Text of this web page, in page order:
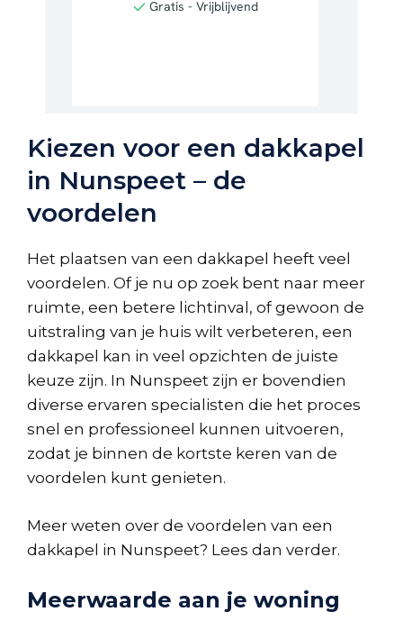
Kiezen voor een dakkapel
in Nunspeet – de
voordelen
Het plaatsen van een dakkapel heeft veel
voordelen. Of je nu op zoek bent naar meer
ruimte, een betere lichtinval, of gewoon de
uitstraling van je huis wilt verbeteren, een
dakkapel kan in veel opzichten de juiste
keuze zijn. In Nunspeet zijn er bovendien
diverse ervaren specialisten die het proces
snel en professioneel kunnen uitvoeren,
zodat je binnen de kortste keren van de
voordelen kunt genieten.
Meer weten over de voordelen van een
dakkapel in Nunspeet? Lees dan verder.
Meerwaarde aan je woning